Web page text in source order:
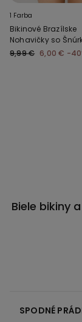
1 Farba
Bikinové Brazílske
Nohavičky so
Desert Stripes
9,99 € 6,00 € -
Biele bikiny
SPODNÉ